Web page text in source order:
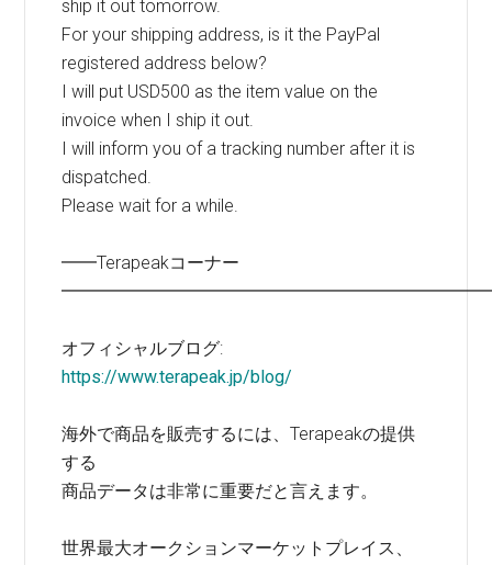
ship it out tomorrow.
For your shipping address, is it the PayPal
registered address below?
I will put USD500 as the item value on the
invoice when I ship it out.
I will inform you of a tracking number after it is
dispatched.
Please wait for a while.
━━Terapeakコーナー
オフィシャルブログ:
https://www.terapeak.jp/blog/
海外で商品を販売するには、Terapeakの提供
する
商品データは非常に重要だと言えます。
世界最大オークションマーケットプレイス、